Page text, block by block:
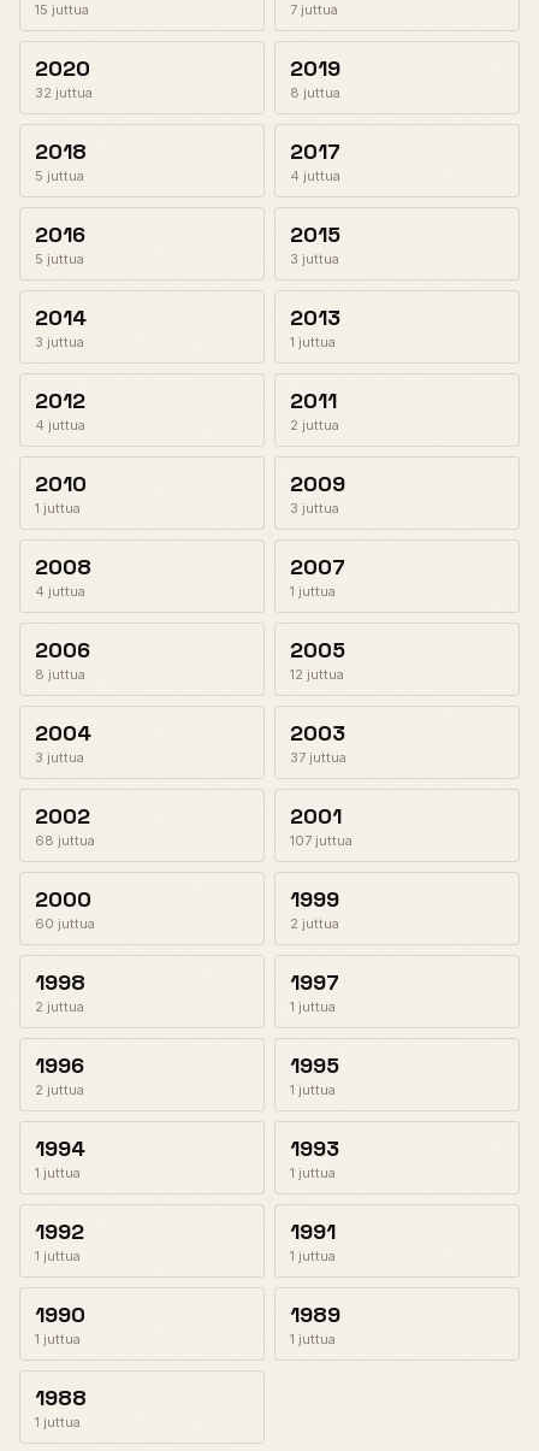
15 juttua 7 juttua
2020
32 juttua
2019
8 juttua
2018
5 juttua
2017
4 juttua
2016
5 juttua
2015
3 juttua
2014
3 juttua
2013
1 juttua
2012
4 juttua
2011
2 juttua
2010
1 juttua
2009
3 juttua
2008
4 juttua
2007
1 juttua
2006
8 juttua
2005
12 juttua
2004
3 juttua
2003
37 juttua
2002
68 juttua
2001
107 juttua
2000
60 juttua
1999
2 juttua
1998
2 juttua
1997
1 juttua
1996
2 juttua
1995
1 juttua
1994
1 juttua
1993
1 juttua
1992
1 juttua
1991
1 juttua
1990
1 juttua
1989
1 juttua
1988
1 juttua